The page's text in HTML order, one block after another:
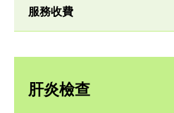
服務收費
肝炎檢查